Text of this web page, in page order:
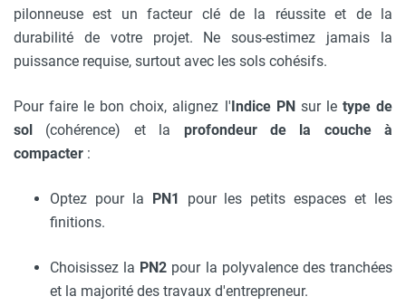
pilonneuse est un facteur clé de la réussite et de la
durabilité de votre projet. Ne sous-estimez jamais la
puissance requise, surtout avec les sols cohésifs.
Pour faire le bon choix, alignez l'Indice PNsur le type de
sol (cohérence) et la profondeur de la couche à
compacter :
Optez pour la PN1 pour les petits espaces et les
finitions.
Choisissez la PN2 pour la polyvalence des tranchées
et la majorité des travaux d'entrepreneur.